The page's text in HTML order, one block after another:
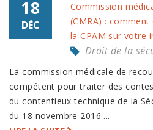
18
DÉC
Commission
(CMRA) :
la CPAM sur votre
Droit de la
La commission médicale de
compétent pour traiter des
du contentieux technique de la
du 18 novembre 2016 ...